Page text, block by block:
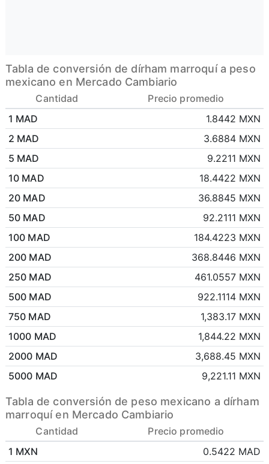
Tabla de conversión de dírham marroquí a peso
mexicano en Mercado Cambiario
Cantidad
Precio promedio
1 MAD
1.8442 MXN
2 MAD
3.6884 MXN
5 MAD
9.2211 MXN
10 MAD
18.4422 MXN
20 MAD
36.8845 MXN
50 MAD
92.2111 MXN
100 MAD
184.4223 MXN
200 MAD
368.8446 MXN
250 MAD
461.0557 MXN
500 MAD
922.1114 MXN
750 MAD
1,383.17 MXN
1000 MAD
1,844.22 MXN
2000 MAD
3,688.45 MXN
5000 MAD
9,221.11 MXN
Tabla de conversión de peso mexicano a dírham
marroquí en Mercado Cambiario
Cantidad
Precio promedio
1 MXN
0.5422 MAD